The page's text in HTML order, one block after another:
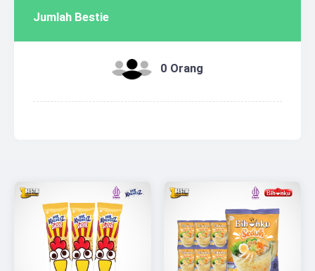
Jumlah Bestie
0 Orang